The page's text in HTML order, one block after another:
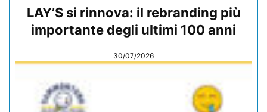
LAY’S si rinnova: il rebranding più
importante degli ultimi 100 anni
30/07/2026